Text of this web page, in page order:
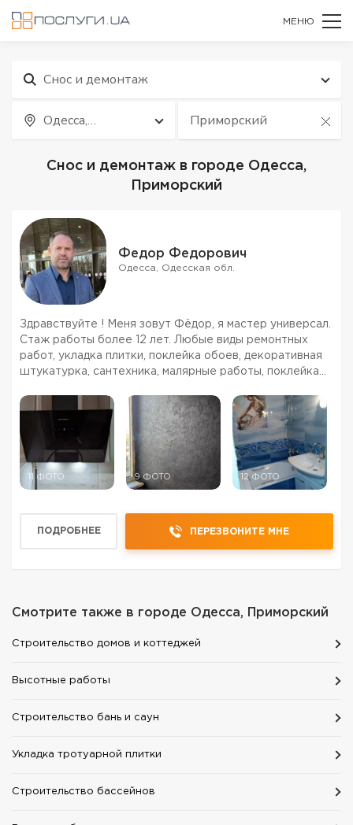
МЕНЮ
Снос и демонтаж
Одесса,
Одесская обл.
Приморский
Снос и демонтаж в городе Одесса,
Приморский
Федор Федорович
Одесса, Одесская обл.
Здравствуйте ! Меня зовут Фёдор, я мастер универсал.
Стаж работы более 12 лет. Любые виды ремонтных
работ, укладка плитки, поклейка обоев, декоративная
штукатурка, сантехника, малярные работы, поклейка
установка / сборка кухни, установка / сборка ме...
11 ФОТО 9 ФОТО 12 ФОТО
ПОДРОБНЕЕ ПЕРЕЗВОНИТЕ МНЕ
Смотрите также в городе Одесса, Приморский
Строительство домов и коттеджей
Высотные работы
Строительство бань и саун
Укладка тротуарной плитки
Строительство бассейнов